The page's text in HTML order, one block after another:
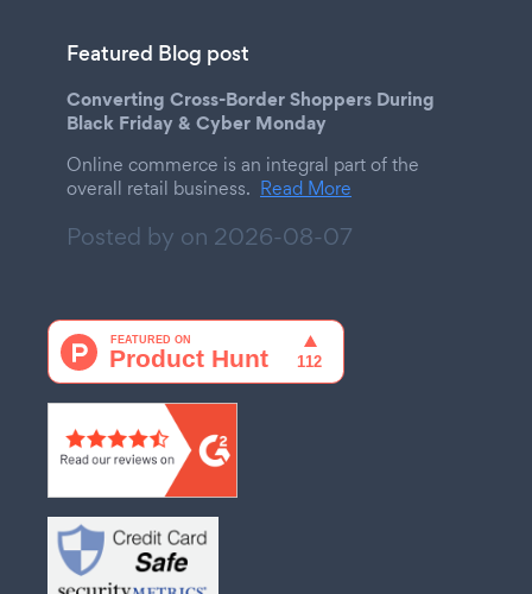
Featured Blog post
Converting Cross-Border Shoppers During
Black Friday & Cyber Monday
Online commerce is an integral part of the
overall retail business. Read More
Posted by on 2026-08-07